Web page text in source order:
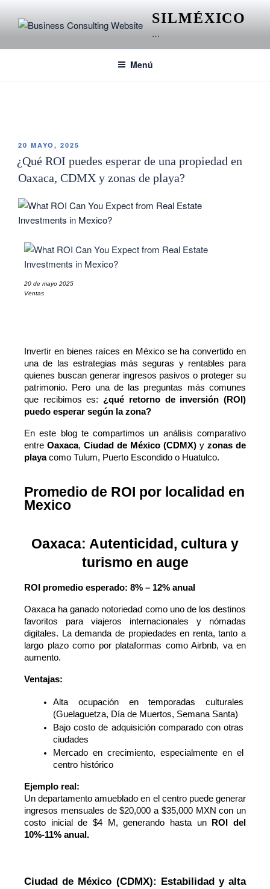
SILMÉXICO
…
Menú
20 MAYO, 2025
¿Qué ROI puedes esperar de una propiedad en
Oaxaca, CDMX y zonas de playa?
20 de mayo 2025
Ventas
Invertir en bienes raíces en México se ha convertido en
una de las estrategias más seguras y rentables para
quienes buscan generar ingresos pasivos o proteger su
patrimonio. Pero una de las preguntas más comunes
que recibimos es: ¿qué retorno de inversión (ROI)
puedo esperar según la zona?
En este blog te compartimos un análisis comparativo
entre Oaxaca, Ciudad de México (CDMX) y zonas de
playa como Tulum, Puerto Escondido o Huatulco.
Promedio de ROI por localidad en
Mexico
Oaxaca: Autenticidad, cultura y
turismo en auge
ROI promedio esperado: 8% – 12% anual
Oaxaca ha ganado notoriedad como uno de los destinos
favoritos para viajeros internacionales y nómadas
digitales. La demanda de propiedades en renta, tanto a
largo plazo como por plataformas como Airbnb, va en
aumento.
Ventajas:
Alta ocupación en temporadas culturales
(Guelaguetza, Día de Muertos, Semana Santa)
Bajo costo de adquisición comparado con otras
ciudades
Mercado en crecimiento, especialmente en el
centro histórico
Ejemplo real:
Un departamento amueblado en el centro puede generar
ingresos mensuales de $20,000 a $35,000 MXN con un
costo inicial de $4 M, generando hasta un
ROI del
10%-11% anual.
Ciudad de México (CDMX): Estabilidad y alta